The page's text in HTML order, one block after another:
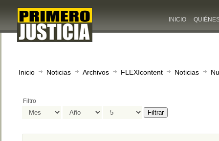
INICIO
Inicio Noticias Archivos FLEXIcontent Noticias
Filtro
Filtrar